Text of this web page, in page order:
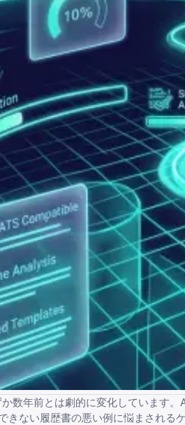
数年前とは劇的に変化しています
きない履歴書の悪い例に悩まされる